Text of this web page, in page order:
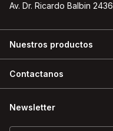
Av. Dr. Ricardo Balbin 2436
Nuestros productos
Contactanos
Newsletter